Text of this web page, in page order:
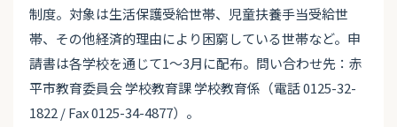
制度。対象は生活保護受給世帯、児童扶養手当受給世
帯、その他経済的理由により困窮している世帯など。申
請書は各学校を通じて1～3月に配布。問い合わせ先：赤
平市教育委員会 学校教育課 学校教育係（電話 0125-32-
1822 / Fax 0125-34-4877）。